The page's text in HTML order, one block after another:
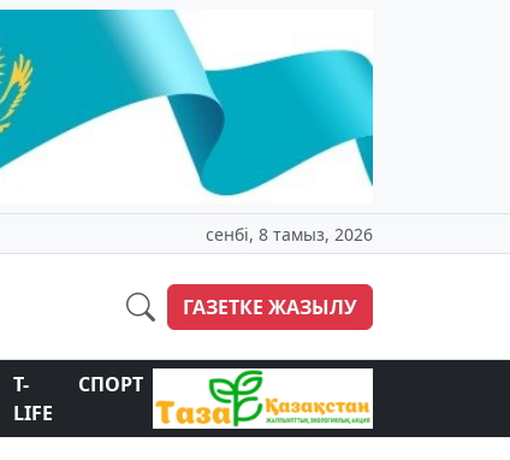
сенбі, 8 тамыз, 2026
ГАЗЕТКЕ ЖАЗЫЛУ
T-
LIFE
СПОРТ